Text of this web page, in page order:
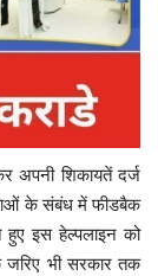
अपनी शिकायतें दर्ज
के संबंध में फीडबैक
इस हेल्पलाइन को
जरिए भी सरकार तक